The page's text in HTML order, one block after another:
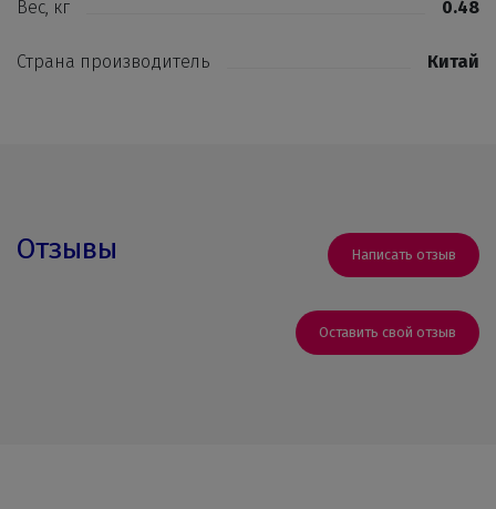
Вес, кг 0.48
Страна производитель Китай
Отзывы Написать отзыв
Оставить свой отзыв